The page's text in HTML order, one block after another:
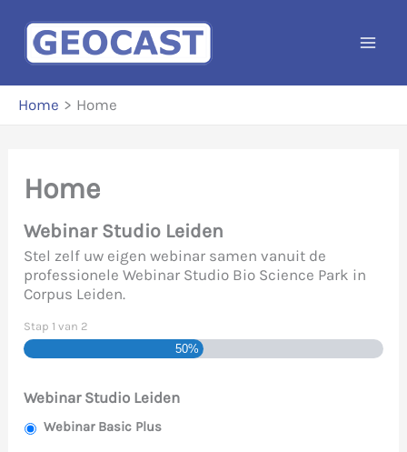
naar
inhoud
Home Home
Home
Webinar Studio Leiden
Stel zelf uw eigen webinar samen vanuit de
professionele Webinar Studio Bio Science Park in
Corpus Leiden.
Stap 1 van 2
50%
Webinar Studio Leiden
Webinar Basic Plus